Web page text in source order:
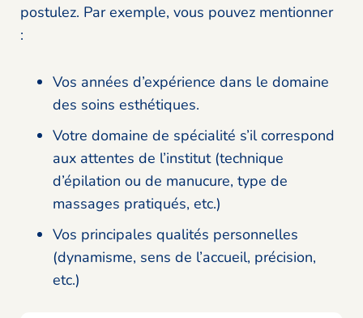
postulez. Par exemple, vous pouvez mentionner
:
Vos années d’expérience dans le domaine
des soins esthétiques.
Votre domaine de spécialité s’il correspond
aux attentes de l’institut (technique
d’épilation ou de manucure, type de
massages pratiqués, etc.)
Vos principales qualités personnelles
(dynamisme, sens de l’accueil, précision,
etc.)